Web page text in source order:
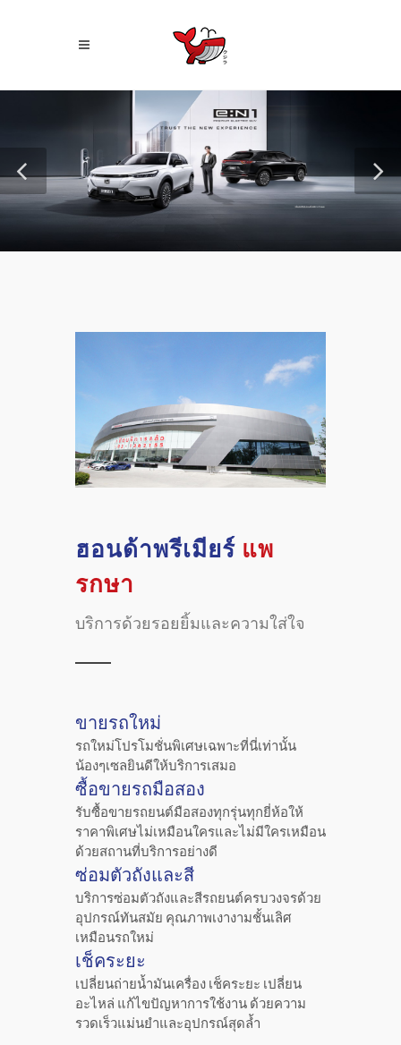
ฮอนด้าพรีเมียร์ แพ
รกษา
บริการด้วยรอยยิ้มและความใส่ใจ
ขายรถใหม่
รถใหม่โปรโมชั่นพิเศษเฉพาะที่นี่เท่านั้น
น้องๆเซลยินดีให้บริการเสมอ
ซื้อขายรถมือสอง
รับซื้อขายรถยนต์มือสองทุกรุ่นทุกยี่ห้อให้
ราคาพิเศษไม่เหมือนใครและไม่มีใครเหมือน
ด้วยสถานที่บริการอย่างดี
ซ่อมตัวถังและสี
บริการซ่อมตัวถังและสีรถยนต์ครบวงจรด้วย
อุปกรณ์ทันสมัย คุณภาพเงางามชั้นเลิศ
เหมือนรถใหม่
เช็คระยะ
เปลี่ยนถ่ายน้ำมันเครื่อง เช็คระยะ เปลี่ยน
อะไหล่ แก้ไขปัญหาการใช้งาน ด้วยความ
รวดเร็วแม่นยำและอุปกรณ์สุดล้ำ